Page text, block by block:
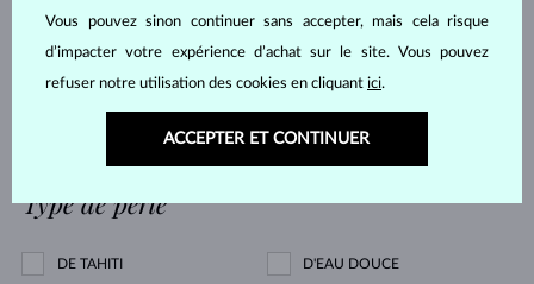
RONDE POIRE
ASSCHER
Type de perle
DE TAHITI D'EAU DOUCE
Vous pouvez sinon continuer sans accepter, mais cela risque
d’impacter votre expérience d’achat sur le site. Vous pouvez
refuser notre utilisation des cookies en cliquant ici.
ACCEPTER ET CONTINUER